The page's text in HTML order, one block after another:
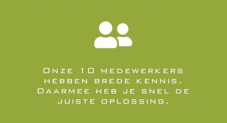

Onze 10 medewerkers
hebben brede kennis.
Daarmee heb je snel de
juiste oplossing.